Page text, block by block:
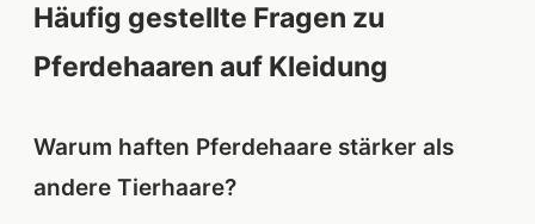
Häufig gestellte Fragen zu
Pferdehaaren auf Kleidung
Warum haften Pferdehaare stärker als
andere Tierhaare?